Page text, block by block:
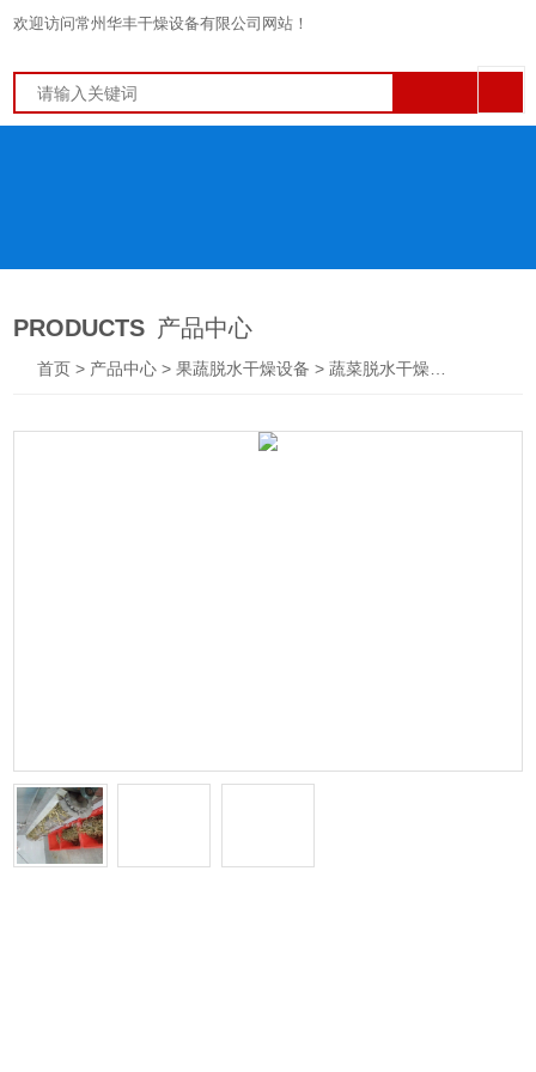
欢迎访问常州华丰干燥设备有限公司网站！
PRODUCTS 产品中心
首页> 产品中心 >果蔬脱水干燥设备 >蔬菜脱水干燥机